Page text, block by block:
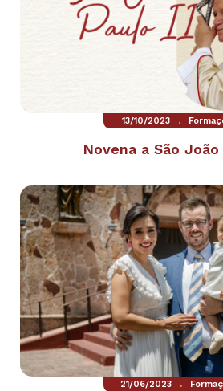
13/10/2023 .
Novena a São
21/06/2023 .